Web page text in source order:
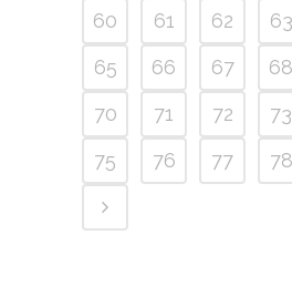
60
61 62 63
65
66 67 68
70
71 72 73
75
76 77 78